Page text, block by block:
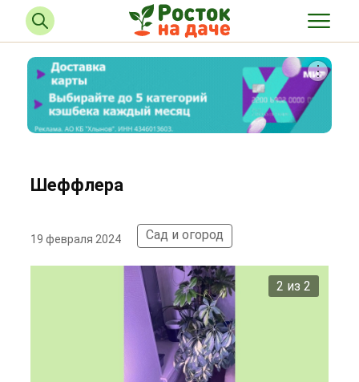
Шеффлера
19 февраля 2024 Сад и огород
2 из 2